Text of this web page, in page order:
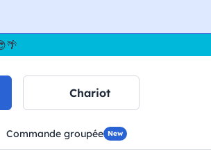
Chariot
Commande groupée New